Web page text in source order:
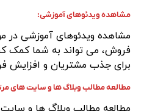
مشاهده ویدئوهای آموزشی:
مشاهده ویدئوهای آموزشی
فروش، می تواند به شما کمک
برای جذب مشتریان و افزایش
مطالعه مطالب وبلاگ ها و سایت های